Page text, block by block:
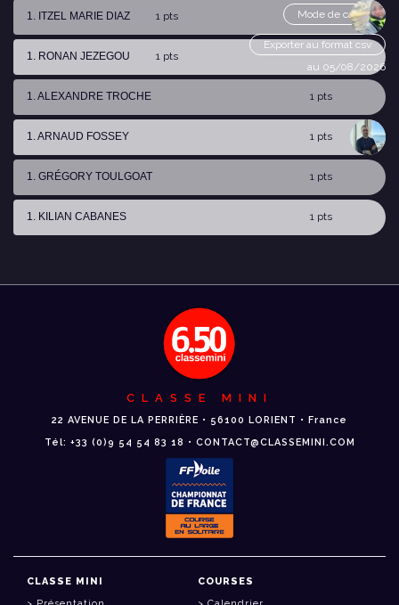
Mode de calcul
Exporter au format csv
au 05/08/2026
1. ITZEL MARIE DIAZ 1 pts
1. RONAN JEZEGOU 1 pts
1. ALEXANDRE TROCHE 1 pts
1. ARNAUD FOSSEY 1 pts
1. GRÉGORY TOULGOAT 1 pts
1. KILIAN CABANES 1 pts
CLASSE MINI
22 AVENUE DE LA PERRIÈRE • 56100 LORIENT • France
Tél: +33 (0)9 54 54 83 18 • CONTACT@CLASSEMINI.COM
CLASSE MINI
COURSES